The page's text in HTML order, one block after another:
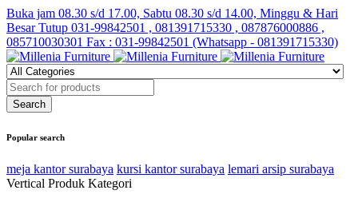
Buka jam 08.30 s/d 17.00, Sabtu 08.30 s/d 14.00, Minggu & Hari
Besar Tutup 031-99842501 , 081391715330 , 087876000886 ,
085710030301 Fax : 031-99842501 (Whatsapp - 081391715330)
Popular search
meja kantor surabaya kursi kantor surabaya lemari arsip surabaya
Vertical Produk Kategori